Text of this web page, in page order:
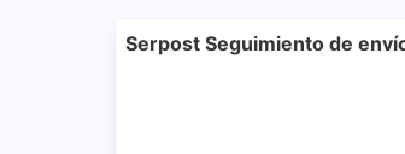
Serpost Seguimiento de